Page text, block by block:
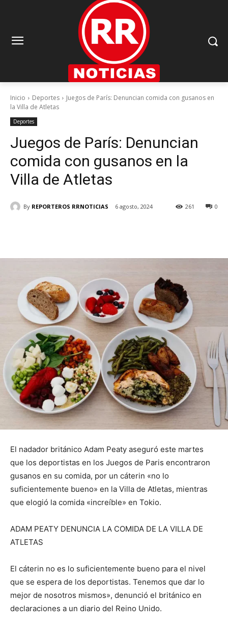
Inicio Deportes
Juegos de París: Denuncian comida con gusanos en
la Villa de Atletas
Deportes
Juegos de París: Denuncian
comida con gusanos en la
Villa de Atletas
By REPORTEROS RRNOTICIAS 6 agosto, 2024 0
261
El nadador británico Adam Peaty aseguró este martes
que los deportistas en los Juegos de Paris encontraron
gusanos en su comida, por un cáterin «no lo
suficientemente bueno» en la Villa de Atletas, mientras
que elogió la comida «increíble» en Tokio.
ADAM PEATY DENUNCIA LA COMIDA DE LA VILLA DE
ATLETAS
El cáterin no es lo suficientemente bueno para el nivel
que se espera de los deportistas. Tenemos que dar lo
mejor de nosotros mismos», denunció el británico en
declaraciones a un diario del Reino Unido.